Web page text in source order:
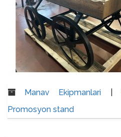
Manav Ekipmanlari
Promosyon stand